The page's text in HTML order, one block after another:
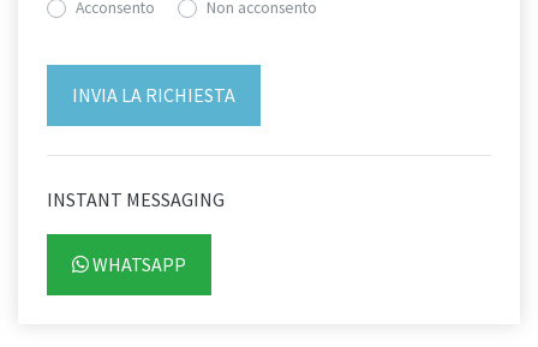
Acconsento Non acconsento
INSTANT MESSAGING
WHATSAPP